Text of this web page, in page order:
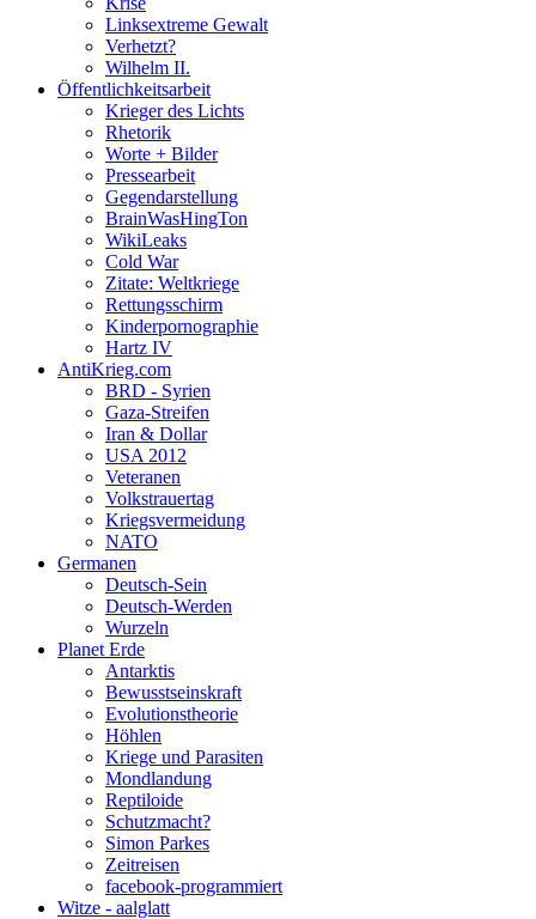
Linksextreme Gewalt
Verhetzt?
Wilhelm II.
Öffentlichkeitsarbeit
Krieger des Lichts
Rhetorik
Worte + Bilder
Pressearbeit
Gegendarstellung
BrainWasHingTon
WikiLeaks
Cold War
Zitate: Weltkriege
Rettungsschirm
Kinderpornographie
Hartz IV
AntiKrieg.com
BRD - Syrien
Gaza-Streifen
Iran & Dollar
USA 2012
Veteranen
Volkstrauertag
Kriegsvermeidung
NATO
Germanen
Deutsch-Sein
Deutsch-Werden
Wurzeln
Planet Erde
Antarktis
Bewusstseinskraft
Evolutionstheorie
Höhlen
Kriege und Parasiten
Mondlandung
Reptiloide
Schutzmacht?
Simon Parkes
Zeitreisen
facebook-programmiert
Witze - aalglatt